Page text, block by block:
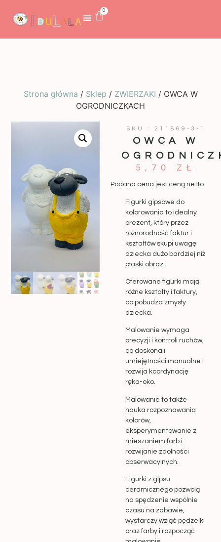
0
Strona główna / Sklep / ZWIERZAKI / OWCA W
OGRODNICZKACH
SKU : 211869-3-1
OWCA W
5,70 ZŁ
Podana cena jest ceną netto
Figurki gipsowe do
kolorowania to idealny
prezent, który przez
różnorodność faktur i
kształtów skupi uwagę
dziecka dużo bardziej niż
płaski obraz.
Oferowane figurki mają
różne kształty i faktury,
co pobudza zmysły
dziecka.
Malowanie wymaga
precyzji i kontroli ruchów,
co doskonali
umiejętności manualne i
rozwija koordynację
ręka-oko.
Malowanie to także
nauka rozpoznawania
kolorów,
eksperymentowanie z
mieszaniem farb i
rozwijanie zdolności
obserwacyjnych.
Figurki z gipsu
ceramicznego pozwolą
na spędzenie wspólnie
czasu na zabawie,
wystarczy wziąć pędzelki
oraz farby i rozpocząć